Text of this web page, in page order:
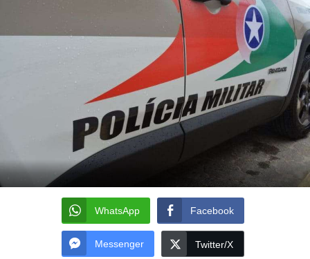
WhatsApp Facebook
Messenger Twitter/X